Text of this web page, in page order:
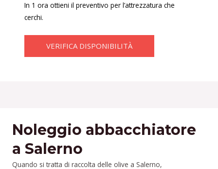
In 1 ora ottieni il preventivo per l’attrezzatura che
cerchi.
VERIFICA DISPONIBILITÀ
Noleggio abbacchiatore
a Salerno
Quando si tratta di raccolta delle olive a Salerno,